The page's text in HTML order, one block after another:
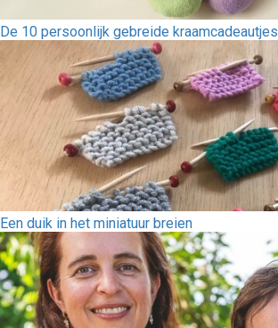
De 10 persoonlijk gebreide kraamcadeautjes
Een duik in het miniatuur breien